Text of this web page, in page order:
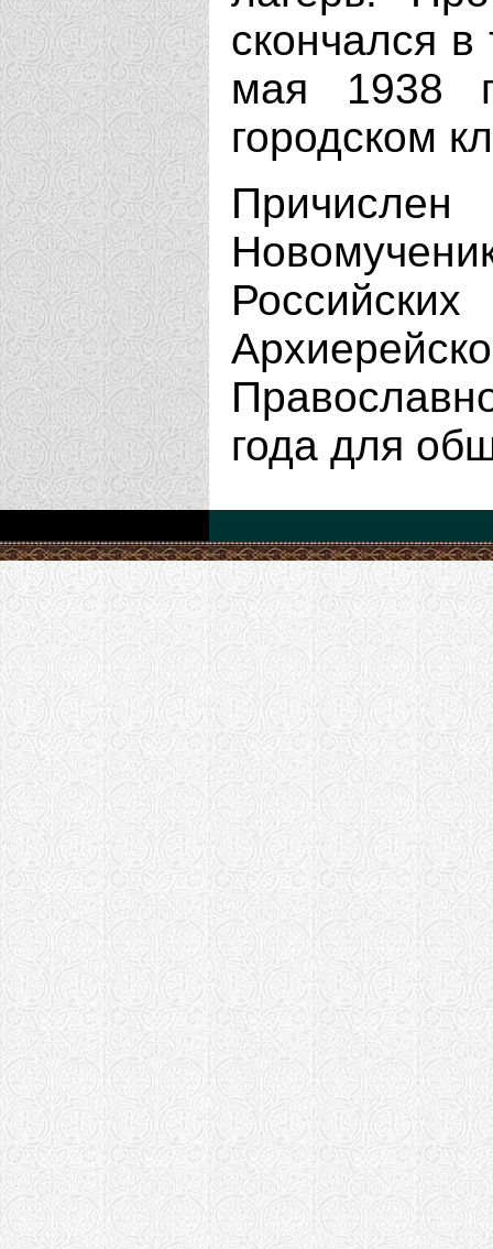
скончался
мая 1938
городском
года для